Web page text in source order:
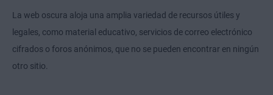
La web oscura aloja una amplia variedad de recursos útiles y
legales, como material educativo, servicios de correo electrónico
cifrados o foros anónimos, que no se pueden encontrar en ningún
otro sitio.